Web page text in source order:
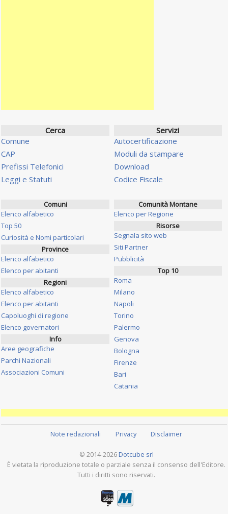
Cerca
Comune
CAP
Prefissi Telefonici
Leggi e Statuti
Servizi
Autocertificazione
Moduli da stampare
Download
Codice Fiscale
Comuni
Elenco alfabetico
Top 50
Curiosità e Nomi particolari
Province
Elenco alfabetico
Elenco per abitanti
Regioni
Elenco alfabetico
Elenco per abitanti
Capoluoghi di regione
Elenco governatori
Info
Aree geografiche
Parchi Nazionali
Associazioni Comuni
Comunità Montane
Elenco per Regione
Risorse
Segnala sito web
Siti Partner
Pubblicità
Top 10
Roma
Milano
Napoli
Torino
Palermo
Genova
Bologna
Firenze
Bari
Catania
Note redazionali Privacy Disclaimer
© 2014-2026 Dotcube srl
È vietata la riproduzione totale o parziale senza il consenso dell'Editore.
Tutti i diritti sono riservati.